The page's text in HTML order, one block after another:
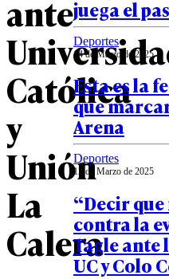
ante
Católica
y
Unión
La
Calera
juega el
Deportes
14 de Marzo de 2025
Esta es la
que
Arena
Deportes
12 de Marzo de 2025
“Decir
contra la
Tagle ante
UC y Colo